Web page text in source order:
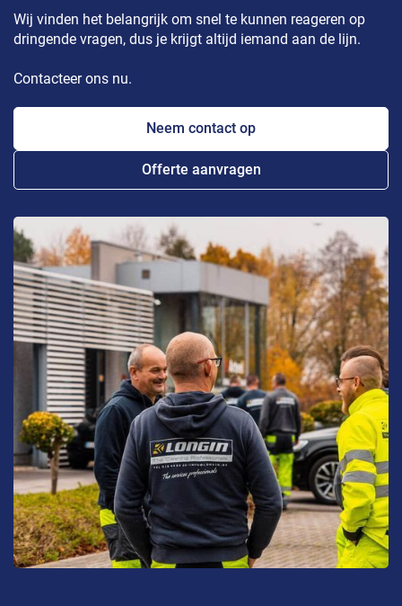
Wij vinden het belangrijk om snel te kunnen reageren op
dringende vragen, dus je krijgt altijd iemand aan de lijn.
Contacteer ons nu.
Neem contact op
Offerte aanvragen